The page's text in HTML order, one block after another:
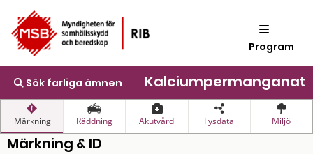
Program
Sök farliga ämnen Kalciumpermanganat
Märkning Räddning Akutvård Fysdata Miljö
Märkning & ID